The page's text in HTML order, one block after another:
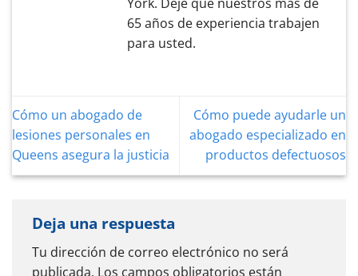
York. Deje que nuestros más de
65 años de experiencia trabajen
para usted.
Cómo un abogado de
lesiones personales en
Queens asegura la justicia
Cómo puede ayudarle un
abogado especializado en
productos defectuosos
Deja una respuesta
Tu dirección de correo electrónico no será
publicada. Los campos obligatorios están